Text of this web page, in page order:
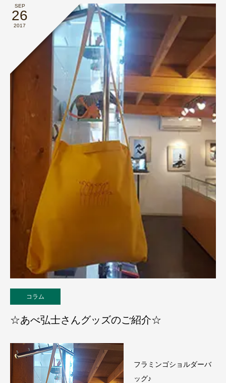
SEP
26
2017
コラム
☆あべ弘士さんグッズのご紹介☆
フラミンゴショルダーバ
ッグ♪